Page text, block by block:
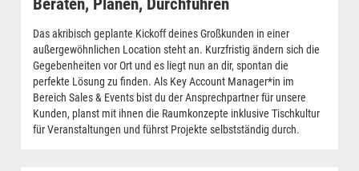
Beraten, Planen, Durchführen
Das akribisch geplante Kickoff deines Großkunden in einer
außergewöhnlichen Location steht an. Kurzfristig ändern sich die
Gegebenheiten vor Ort und es liegt nun an dir, spontan die
perfekte Lösung zu finden. Als Key Account Manager*in im
Bereich Sales & Events bist du der Ansprechpartner für unsere
Kunden, planst mit ihnen die Raumkonzepte inklusive Tischkultur
für Veranstaltungen und führst Projekte selbstständig durch.